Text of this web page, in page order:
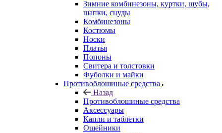
Зимние комбинезоны, куртки, шубы,
шапки, снуды
Комбинезоны
Костюмы
Носки
Платья
Попоны
Свитера и толстовки
Фуболки и майки
Противоблошиные средства
Назад
Противоблошиные средства
Аксессуары
Капли и таблетки
Ошейники